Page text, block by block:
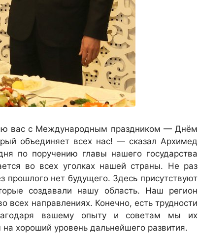
вас с Международным праздником — Днём
объединяет всех нас! — сказал Архимед
по поручению главы нашего государства
во всех уголках нашей страны. Не раз
прошлого нет будущего. Здесь присутствуют
создавали нашу область. Наш регион
всех направлениях. Конечно, есть трудности
вашему опыту и советам мы их
хороший уровень дальнейшего развития.